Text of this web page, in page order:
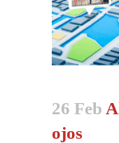
26 Feb
ojos